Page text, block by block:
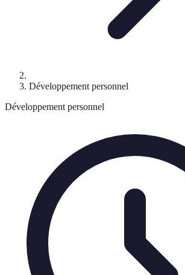
Développement personnel
Développement personnel